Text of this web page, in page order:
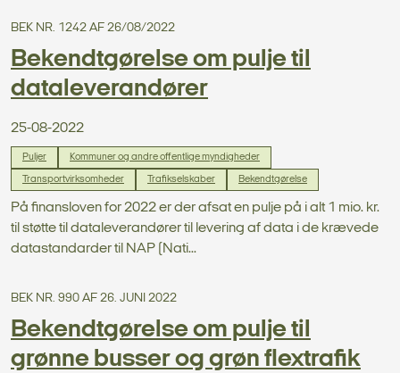
BEK NR. 1242 AF 26/08/2022
Bekendtgørelse om pulje til
dataleverandører
25-08-2022
Puljer Kommuner og andre offentlige myndigheder
Transportvirksomheder Trafikselskaber Bekendtgørelse
På finansloven for 2022 er der afsat en pulje på i alt 1 mio. kr.
til støtte til dataleverandører til levering af data i de krævede
datastandarder til NAP (Nati...
BEK NR. 990 AF 26. JUNI 2022
Bekendtgørelse om pulje til
grønne busser og grøn flextrafik